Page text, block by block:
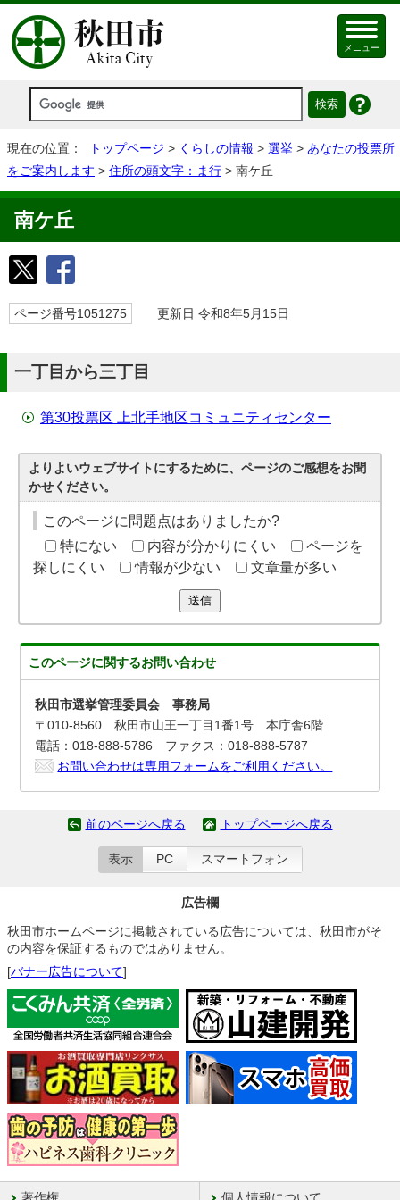
メニュー
現在の位置： トップページ > くらしの情報 > 選挙 > あなたの投票所
をご案内します > 住所の頭文字：ま行 > 南ケ丘
南ケ丘
ページ番号1051275 更新日 令和8年5月15日
一丁目から三丁目
第30投票区 上北手地区コミュニティセンター
よりよいウェブサイトにするために、ページのご感想をお聞
かせください。
このページに問題点はありましたか?
特にない
内容が分かりにくい
ページを
探しにくい
情報が少ない 文章量が多い
送信
このページに関するお問い合わせ
秋田市選挙管理委員会 事務局
〒010-8560 秋田市山王一丁目1番1号 本庁舎6階
電話：018-888-5786 ファクス：018-888-5787
お問い合わせは専用フォームをご利用ください。
前のページへ戻る トップページへ戻る
表示 PC スマートフォン
広告欄
秋田市ホームページに掲載されている広告については、秋田市がそ
の内容を保証するものではありません。
[バナー広告について]